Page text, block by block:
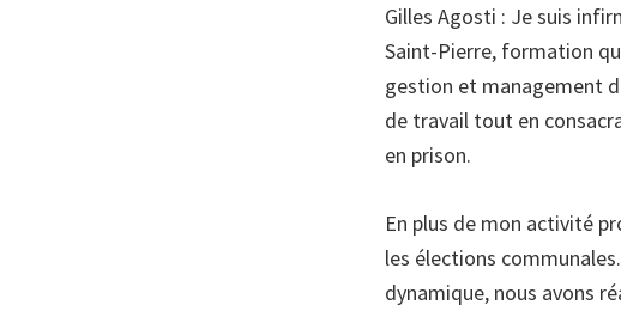
Gilles Agosti : Je suis
Saint-Pierre, formation
gestion et management
de travail tout en
en prison.
En plus de mon activité
les élections
dynamique, nous avons